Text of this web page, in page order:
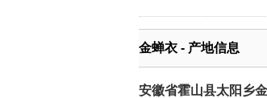
金蝉衣 - 产地信息
安徽省霍山县太阳乡